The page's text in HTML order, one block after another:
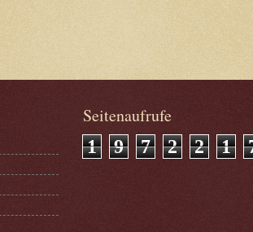
Seitenaufrufe
1 9 7 2 2 1